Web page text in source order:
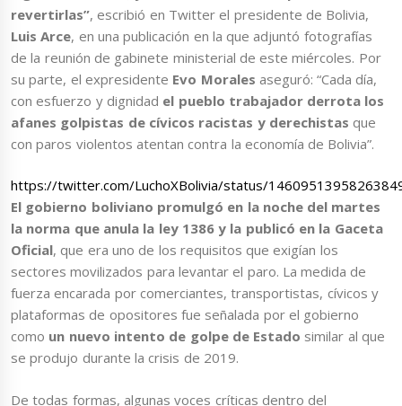
revertirlas”, escribió en Twitter el presidente de Bolivia,
Luis Arce, en una publicación en la que adjuntó fotografías
de la reunión de gabinete ministerial de este miércoles. Por
su parte, el expresidente Evo Morales aseguró: “Cada día,
con esfuerzo y dignidad el pueblo trabajador derrota los
afanes golpistas de cívicos racistas y derechistasque
con paros violentos atentan contra la economía de Bolivia”.
https://twitter.com/LuchoXBolivia/status/
El gobierno boliviano promulgó en la noche del martes
la norma que anula la ley 1386 y la publicó en la Gaceta
Oficial, que era uno de los requisitos que exigían los
sectores movilizados para levantar el paro. La medida de
fuerza encarada por comerciantes, transportistas, cívicos y
plataformas de opositores fue señalada por el gobierno
como un nuevo intento de golpe de Estado similar al que
se produjo durante la crisis de 2019.
De todas formas, algunas voces críticas dentro del